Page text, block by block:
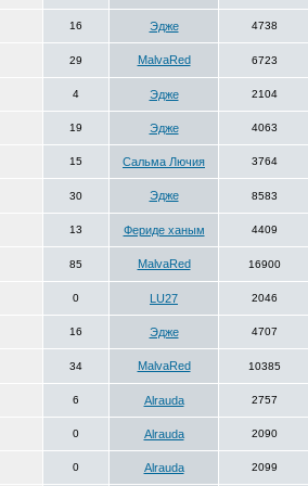
16 Эдже 4738
29 MalvaRed 6723
4 Эдже 2104
19 Эдже 4063
15 Сальма Лючия 3764
30 Эдже 8583
13 Фериде ханым 4409
85 MalvaRed 16900
0 LU27 2046
16 Эдже 4707
34 MalvaRed 10385
6 Alrauda 2757
0 Alrauda 2090
0 Alrauda 2099